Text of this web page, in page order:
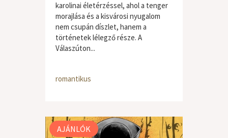
karolinai életérzéssel, ahol a tenger
morajlása és a kisvárosi nyugalom
nem csupán díszlet, hanem a
történetek lélegző része. A
Válaszúton...
romantikus
AJÁNLÓK